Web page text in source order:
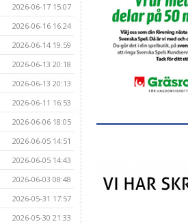
2026-06-17 15:07
2026-06-16 16:24
2026-06-14 19:59
2026-06-13 20:18
2026-06-13 20:13
2026-06-11 16:53
2026-06-06 18:05
2026-06-05 14:51
2026-06-05 14:43
2026-06-03 08:48
2026-05-31 17:57
2026-05-30 21:33